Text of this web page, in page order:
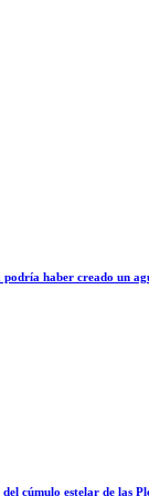
haber creado un
cúmulo estelar de las